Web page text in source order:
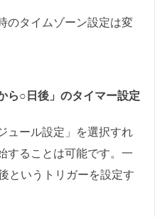
のタイムゾーン設定は変
ら○日後」のタイマー設定
ュール設定」を選択すれ
することは可能です。一
というトリガーを設定す